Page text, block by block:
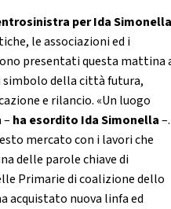
per Ida Simonella
le associazioni ed i
presentati questa mattina
simbolo della città futura,
e rilancio. «Un luogo
ha esordito Ida Simonella–.
mercato con i lavori che
delle parole chiave di
Primarie di coalizione dello
acquistato nuova linfa ed